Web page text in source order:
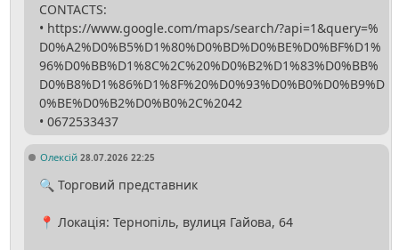
CONTACTS:
• https://www.google.com/maps/search/?api=1&query=%
D0%A2%D0%B5%D1%80%D0%BD%D0%BE%D0%BF%D1%
96%D0%BB%D1%8C%2C%20%D0%B2%D1%83%D0%BB%
D0%B8%D1%86%D1%8F%20%D0%93%D0%B0%D0%B9%D
0%BE%D0%B2%D0%B0%2C%2042
• 0672533437
Олексій 28.07.2026 22:25
🔍 Торговий представник
📍 Локація: Тернопіль, вулиця Гайова, 64